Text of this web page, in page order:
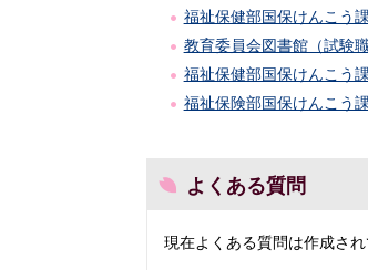
福祉保健部国保けんこう
教育委員会図書館（試験職
福祉保健部国保けんこう
福祉保険部国保けんこう
よくある質問
現在よくある質問は作成され